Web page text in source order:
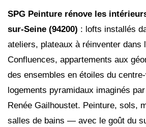
SPG Peinture rénove les
sur-Seine (94200) : lofts installés
ateliers, plateaux à réinventer dans
Confluences, appartements aux
des ensembles en étoiles du
logements pyramidaux imaginés
Renée Gailhoustet. Peinture, sols,
salles de bains — avec le goût du